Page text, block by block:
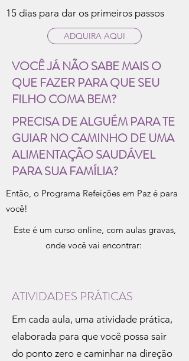
15 dias para dar os primeiros passos
ADQUIRA AQUI
VOCÊ JÁ NÃO SABE MAIS O
QUE FAZER PARA QUE SEU
FILHO COMA BEM?
PRECISA DE ALGUÉM PARA TE
GUIAR NO CAMINHO DE UMA
ALIMENTAÇÃO SAUDÁVEL
PARA SUA FAMÍLIA?
Então, o Programa Refeições em Paz é para
você!
Este é um curso online, com aulas gravas,
onde você vai encontrar:
ATIVIDADES PRÁTICAS
Em cada aula, uma atividade prática,
elaborada para que você possa sair
do ponto zero e caminhar na direção